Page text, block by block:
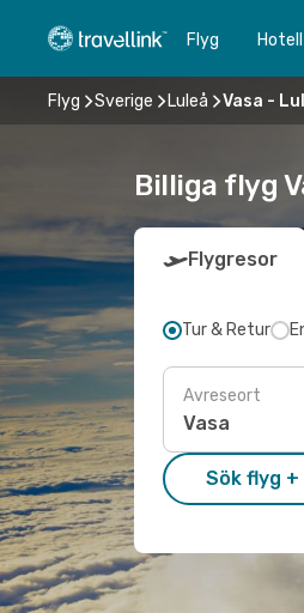
Flyg Hotell
Flyg Sverige Luleå Vasa -
Billiga flyg
Flygresor
Tur & Retur
Avreseort
Sök flyg